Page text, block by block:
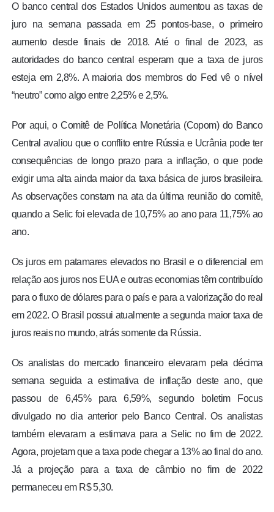
O banco central dos Estados Unidos aumentou as taxas de
juro na semana passada em 25 pontos-base, o primeiro
aumento desde finais de 2018. Até o final de 2023, as
autoridades do banco central esperam que a taxa de juros
esteja em 2,8%. A maioria dos membros do Fed vê o nível
“neutro” como algo entre 2,25% e 2,5%.
Por aqui, o Comitê de Política Monetária (Copom) do Banco
Central avaliou que o conflito entre Rússia e Ucrânia pode ter
consequências de longo prazo para a inflação, o que pode
exigir uma alta ainda maior da taxa básica de juros brasileira.
As observações constam na ata da última reunião do comitê,
quando a Selic foi elevada de 10,75% ao ano para 11,75% ao
ano.
Os juros em patamares elevados no Brasil e o diferencial em
relação aos juros nos EUA e outras economias têm contribuído
para o fluxo de dólares para o país e para a valorização do real
em 2022. O Brasil possui atualmente a segunda maior taxa de
juros reais no mundo, atrás somente da Rússia.
Os analistas do mercado financeiro elevaram pela décima
semana seguida a estimativa de inflação deste ano, que
passou de 6,45% para 6,59%, segundo boletim Focus
divulgado no dia anterior pelo Banco Central. Os analistas
também elevaram a estimava para a Selic no fim de 2022.
Agora, projetam que a taxa pode chegar a 13% ao final do ano.
Já a projeção para a taxa de câmbio no fim de 2022
permaneceu em R$ 5,30.